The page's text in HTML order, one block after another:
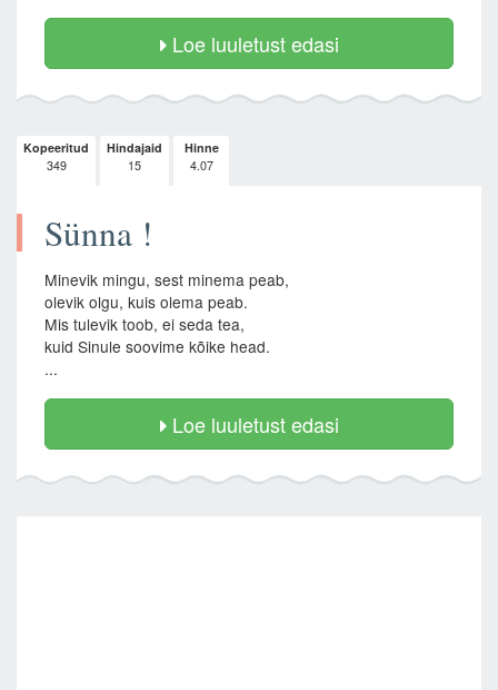
Loe luuletust edasi
Kopeeritud
349
Hindajaid
15
Hinne
4.07
Sünna !
Minevik mingu, sest minema peab,
olevik olgu, kuis olema peab.
Mis tulevik toob, ei seda tea,
kuid Sinule soovime kõike head.
...
Loe luuletust edasi